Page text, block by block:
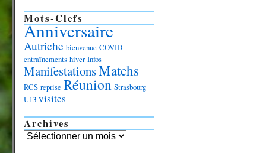
Mots-Clefs
Anniversaire
Autriche bienvenue COVID
entraînements hiver Infos
ManifestationsMatchs
RCS reprise Réunion Strasbourg
U13 visites
Archives